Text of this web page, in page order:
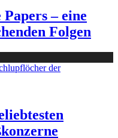
– eine
Folgen